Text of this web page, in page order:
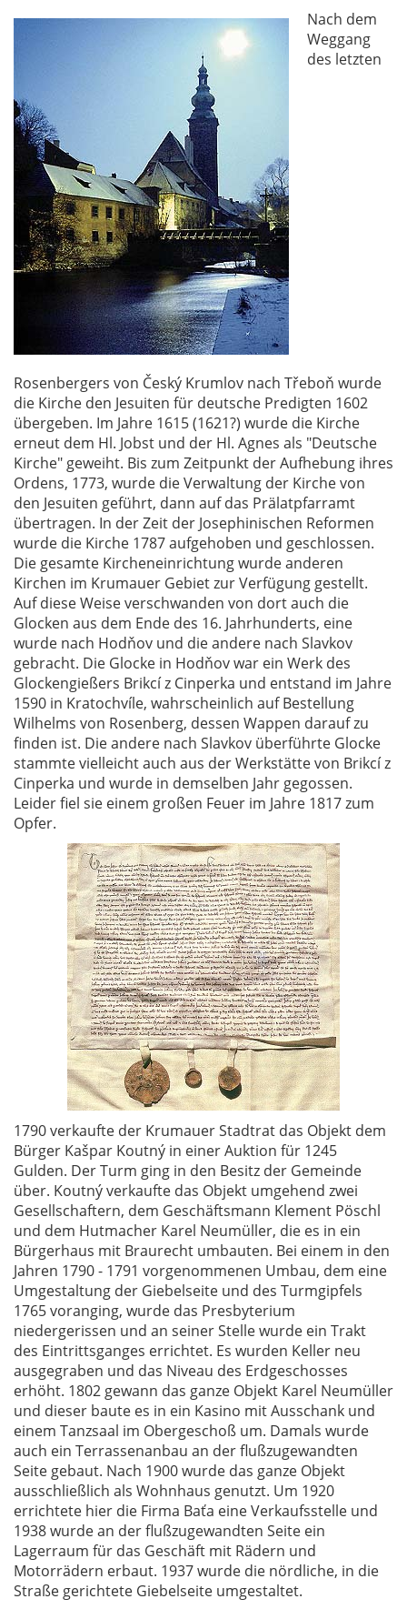
Nach dem
Weggang
des letzten
Rosenbergers von Český Krumlov nach Třeboň wurde
die Kirche den Jesuiten für deutsche Predigten 1602
übergeben. Im Jahre 1615 (1621?) wurde die Kirche
erneut dem Hl. Jobst und der Hl. Agnes als "Deutsche
Kirche" geweiht. Bis zum Zeitpunkt der Aufhebung ihres
Ordens, 1773, wurde die Verwaltung der Kirche von
den Jesuiten geführt, dann auf das Prälatpfarramt
übertragen. In der Zeit der Josephinischen Reformen
wurde die Kirche 1787 aufgehoben und geschlossen.
Die gesamte Kircheneinrichtung wurde anderen
Kirchen im Krumauer Gebiet zur Verfügung gestellt.
Auf diese Weise verschwanden von dort auch die
Glocken aus dem Ende des 16. Jahrhunderts, eine
wurde nach Hodňov und die andere nach Slavkov
gebracht. Die Glocke in Hodňov war ein Werk des
Glockengießers Brikcí z Cinperka und entstand im Jahre
1590 in Kratochvíle, wahrscheinlich auf Bestellung
Wilhelms von Rosenberg, dessen Wappen darauf zu
finden ist. Die andere nach Slavkov überführte Glocke
stammte vielleicht auch aus der Werkstätte von Brikcí z
Cinperka und wurde in demselben Jahr gegossen.
Leider fiel sie einem großen Feuer im Jahre 1817 zum
Opfer.
1790 verkaufte der Krumauer Stadtrat das Objekt dem
Bürger Kašpar Koutný in einer Auktion für 1245
Gulden. Der Turm ging in den Besitz der Gemeinde
über. Koutný verkaufte das Objekt umgehend zwei
Gesellschaftern, dem Geschäftsmann Klement Pöschl
und dem Hutmacher Karel Neumüller, die es in ein
Bürgerhaus mit Braurecht umbauten. Bei einem in den
Jahren 1790 - 1791 vorgenommenen Umbau, dem eine
Umgestaltung der Giebelseite und des Turmgipfels
1765 voranging, wurde das Presbyterium
niedergerissen und an seiner Stelle wurde ein Trakt
des Eintrittsganges errichtet. Es wurden Keller neu
ausgegraben und das Niveau des Erdgeschosses
erhöht. 1802 gewann das ganze Objekt Karel Neumüller
und dieser baute es in ein Kasino mit Ausschank und
einem Tanzsaal im Obergeschoß um. Damals wurde
auch ein Terrassenanbau an der flußzugewandten
Seite gebaut. Nach 1900 wurde das ganze Objekt
ausschließlich als Wohnhaus genutzt. Um 1920
errichtete hier die Firma Baťa eine Verkaufsstelle und
1938 wurde an der flußzugewandten Seite ein
Lagerraum für das Geschäft mit Rädern und
Motorrädern erbaut. 1937 wurde die nördliche, in die
Straße gerichtete Giebelseite umgestaltet.